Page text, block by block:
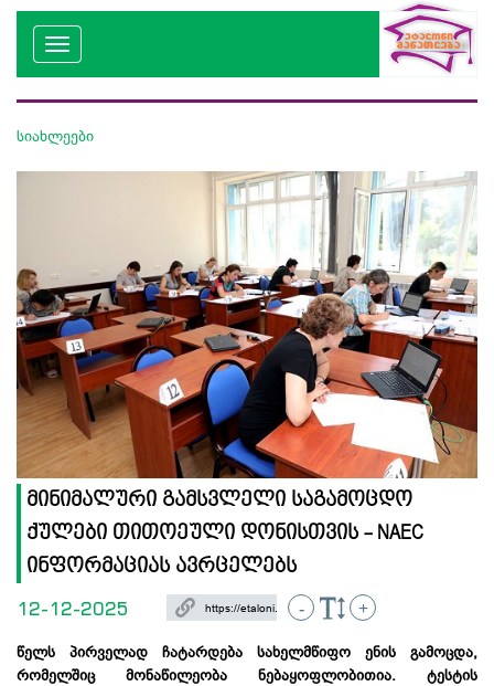
სიახლეები
მინიმალური გამსვლელი საგამოცდო
ქულები თითოეული დონისთვის - NAEC
ინფორმაციას ავრცელებს
12-12-2025 - +
წელს პირველად ჩატარდება სახელმწიფო ენის გამოცდა,
რომელშიც მონაწილეობა ნებაყოფლობითია. ტესტის